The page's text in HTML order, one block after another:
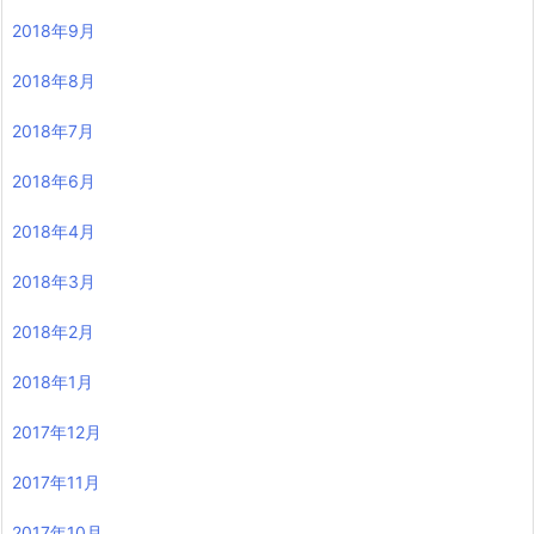
2018年9月
2018年8月
2018年7月
2018年6月
2018年4月
2018年3月
2018年2月
2018年1月
2017年12月
2017年11月